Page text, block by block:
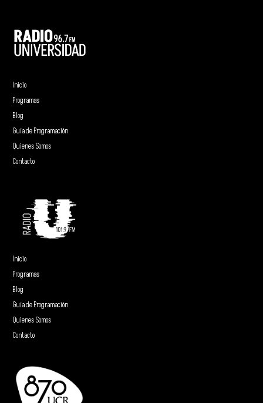
Inicio
Programas
Blog
Guía de Programación
Quienes Somos
Contacto
Inicio
Programas
Blog
Guía de Programación
Quienes Somos
Contacto